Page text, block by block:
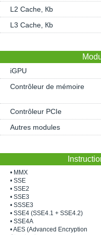
L2 Cache, Кb
L3 Cache, Кb
iGPU
Contrôleur de mémoire
Contrôleur PCIe
Autres modules
• MMX
• SSE
• SSE2
• SSE3
• SSSE3
• SSE4 (SSE4.1 + SSE4.2)
• SSE4A
• AES (Advanced Encryption